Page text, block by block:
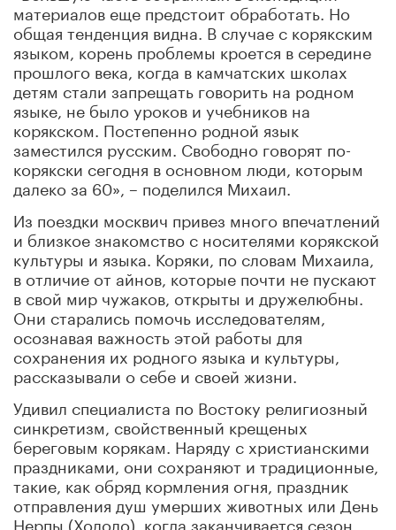
материалов еще предстоит обработать. Но
общая тенденция видна. В случае с корякским
языком, корень проблемы кроется в середине
прошлого века, когда в камчатских школах
детям стали запрещать говорить на родном
языке, не было уроков и учебников на
корякском. Постепенно родной язык
заместился русским. Свободно говорят по-
корякски сегодня в основном люди, которым
далеко за 60», – поделился Михаил.
Из поездки москвич привез много впечатлений
и близкое знакомство с носителями корякской
культуры и языка. Коряки, по словам Михаила,
в отличие от айнов, которые почти не пускают
в свой мир чужаков, открыты и дружелюбны.
Они старались помочь исследователям,
осознавая важность этой работы для
сохранения их родного языка и культуры,
рассказывали о себе и своей жизни.
Удивил специалиста по Востоку религиозный
синкретизм, свойственный крещеных
береговым корякам. Наряду с христианскими
праздниками, они сохраняют и традиционные,
такие, как обряд кормления огня, праздник
отправления душ умерших животных или День
Нерпы (Хололо), когда заканчивается сезон